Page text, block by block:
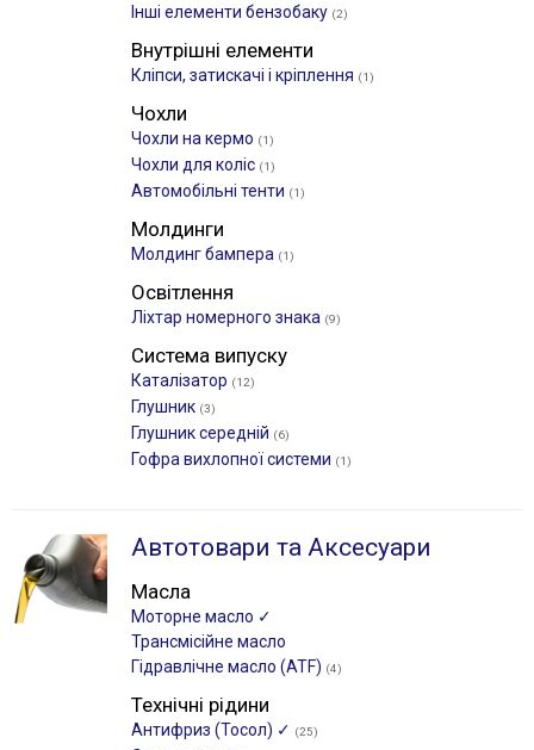
Інші елементи бензобаку (2)
Внутрішні елементи
Кліпси, затискачі і кріплення (1)
Чохли
Чохли на кермо (1)
Чохли для коліс (1)
Автомобільні тенти (1)
Молдинги
Молдинг бампера (1)
Освітлення
Ліхтар номерного знака (9)
Система випуску
Каталізатор (12)
Глушник (3)
Глушник середній (6)
Гофра вихлопної системи (1)
Автотовари та Аксесуари
Масла
Моторне масло ✓
Трансмісійне масло
Гідравлічне масло (ATF) (4)
Технічні рідини
Антифриз (Тосол) ✓ (25)